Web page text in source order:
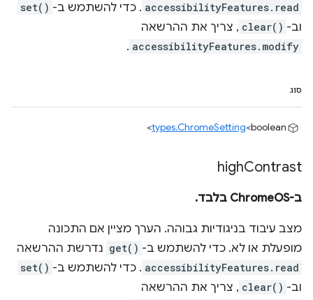
accessibilityFeatures.read . כדי להשתמש ב- set()
וב- clear() , צריך את ההרשאה
accessibilityFeatures.modify
.
סוג
types.ChromeSetting<boolean>
highContrast
ב-ChromeOS בלבד.
מצב עיבוד בניגודיות גבוהה. הערך מציין אם התכונה
מופעלת או לא. כדי להשתמש ב- get() נדרשת ההרשאה
accessibilityFeatures.read . כדי להשתמש ב- set()
וב- clear() , צריך את ההרשאה